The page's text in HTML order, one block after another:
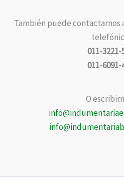
También puede contactarnos
011-3221-
011-6091-
O